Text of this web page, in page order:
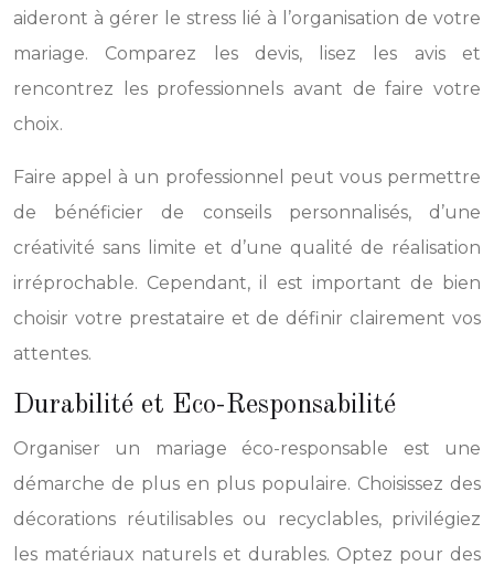
aideront à gérer le stress lié à l’organisation de votre
mariage. Comparez les devis, lisez les avis et
rencontrez les professionnels avant de faire votre
choix.
Faire appel à un professionnel peut vous permettre
de bénéficier de conseils personnalisés, d’une
créativité sans limite et d’une qualité de réalisation
irréprochable. Cependant, il est important de bien
choisir votre prestataire et de définir clairement vos
attentes.
Durabilité et Eco-Responsabilité
Organiser un mariage éco-responsable est une
démarche de plus en plus populaire. Choisissez des
décorations réutilisables ou recyclables, privilégiez
les matériaux naturels et durables. Optez pour des